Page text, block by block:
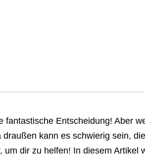
fantastische Entscheidung! Aber
kann es schwierig sein,
dir zu helfen! In diesem Artikel